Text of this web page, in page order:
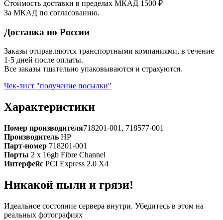
Стоимость доставки в пределах МКАД 1500 ₽
За МКАД по согласованию.
Доставка по России
Заказы отправляются транспортными компаниями, в течение
1-5 дней после оплаты.
Все заказы тщательно упаковываются и страхуются.
Чек-лист "получение посылки"
Характеристики
Номер производителя718201-001, 718577-001
Производитель HP
Парт-номер 718201-001
Порты 2 x 16gb Fibre Channel
Интерфейс PCI Express 2.0 X4
Никакой пыли и грязи!
Идеальное состояние сервера внутри. Убедитесь в этом на
реальных фотографиях